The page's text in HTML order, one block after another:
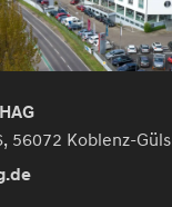
56072 Koblenz-Güls